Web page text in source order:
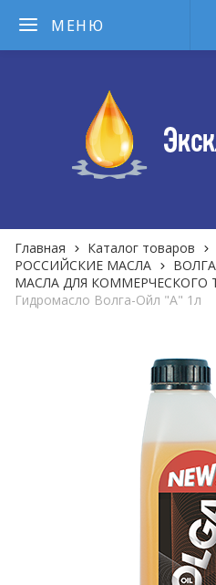
МЕНЮ
Главная Каталог товаров
РОССИЙСКИЕ МАСЛА
МАСЛА ДЛЯ КОММЕРЧЕСКОГО
Гидромасло Волга-Ойл "А" 1л